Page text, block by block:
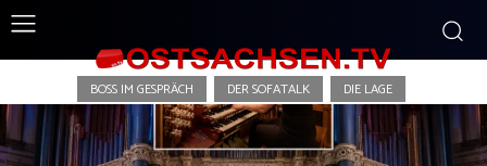
Sendungen
BOSS IM GESPRÄCH DER SOFATALK DIE LAGE